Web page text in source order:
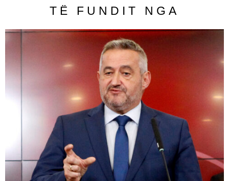
TË FUNDIT NGA